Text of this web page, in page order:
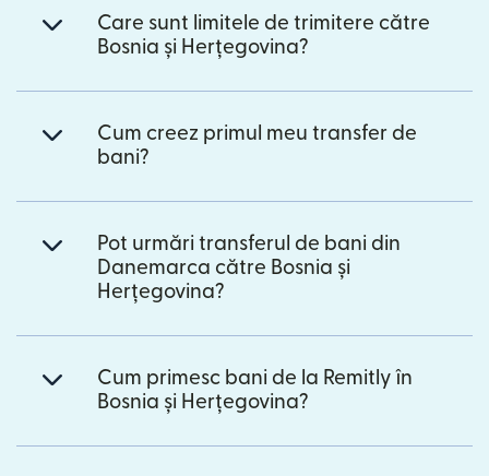
Care sunt limitele de trimitere către
Bosnia și Herțegovina?
Cum creez primul meu transfer de
bani?
Pot urmări transferul de bani din
Danemarca către Bosnia și
Herțegovina?
Cum primesc bani de la Remitly în
Bosnia și Herțegovina?